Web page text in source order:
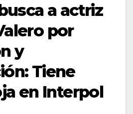
a actriz
por
y
Tiene
en Interpol